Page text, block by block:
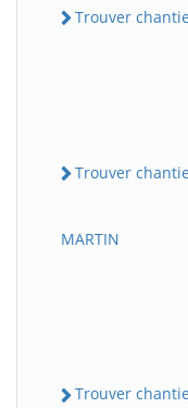
Trouver
Trouver
MARTIN
Trouver